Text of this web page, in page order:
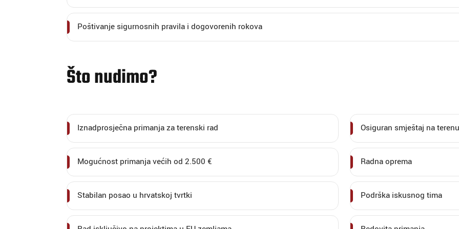
Poštivanje sigurnosnih pravila i dogovorenih rokova
Što nudimo?
Iznadprosječna primanja za terenski rad
Mogućnost primanja većih od 2.500 €
Stabilan posao u hrvatskoj tvrtki
Osiguran smještaj na terenu
Radna oprema
Podrška iskusnog tima